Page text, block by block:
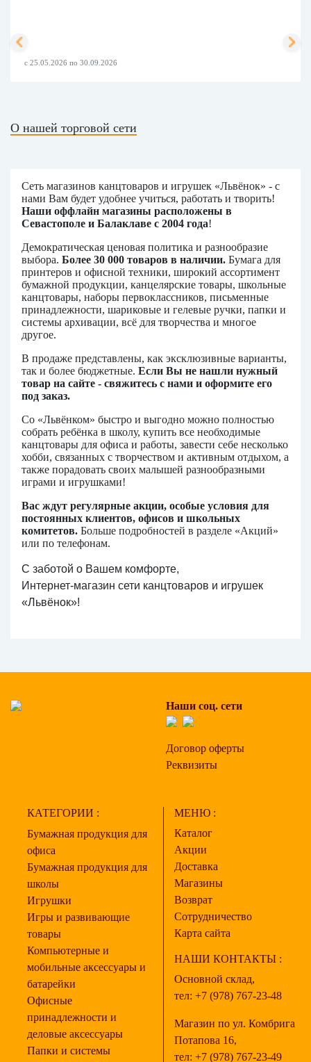
с 25.05.2026 по 30.09.2026
О нашей торговой сети
Сеть магазинов канцтоваров и игрушек «Львёнок» - с
нами Вам будет удобнее учиться, работать и творить!
Наши оффлайн магазины расположены в
Севастополе и Балаклаве с 2004 года!
Демократическая ценовая политика и разнообразие
выбора. Более 30 000 товаров в наличии. Бумага для
принтеров и офисной техники, широкий ассортимент
бумажной продукции, канцелярские товары, школьные
канцтовары, наборы первоклассников, письменные
принадлежности, шариковые и гелевые ручки, папки и
системы архивации, всё для творчества и многое
другое.
В продаже представлены, как эксклюзивные варианты,
так и более бюджетные. Если Вы не нашли нужный
товар на сайте - свяжитесь с нами и оформите его
под заказ.
Со «Львёнком» быстро и выгодно можно полностью
собрать ребёнка в школу, купить все необходимые
канцтовары для офиса и работы, завести себе несколько
хобби, связанных с творчеством и активным отдыхом, а
также порадовать своих малышей разнообразными
играми и игрушками!
Вас ждут регулярные акции, особые условия для
постоянных клиентов, офисов и школьных
комитетов. Больше подробностей в разделе «Акций»
или по телефонам.
С заботой о Вашем комфорте,
Интернет-магазин сети канцтоваров и игрушек
«Львёнок»!
Наши соц. сети
Договор оферты
Реквизиты
КАТЕГОРИИ :
Бумажная продукция для
офиса
Бумажная продукция для
школы
Игрушки
Игры и развивающие
товары
Компьютерные и
мобильные аксессуары и
батарейки
Офисные
принадлежности и
деловые аксессуары
Папки и системы
МЕНЮ :
Каталог
Акции
Доставка
Магазины
Возврат
Сотрудничество
Карта сайта
НАШИ КОНТАКТЫ :
Основной склад,
тел: +7 (978) 767-23-48
Магазин по ул. Комбрига
Потапова 16,
тел: +7 (978) 767-23-49